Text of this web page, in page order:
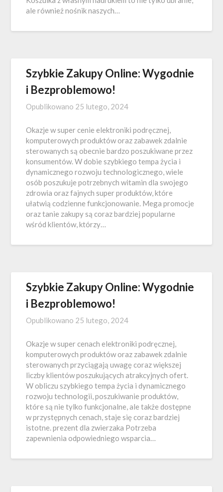
ale również nośnik naszych…
Szybkie Zakupy Online: Wygodnie
i Bezproblemowo!
Opublikowano 25 lutego, 2024
Okazje w super cenie elektroniki podręcznej,
komputerowych produktów oraz zabawek zdalnie
sterowanych są obecnie bardzo poszukiwane przez
konsumentów. W dobie szybkiego tempa życia i
dynamicznego rozwoju technologicznego, wiele
osób poszukuje potrzebnych witamin dla swojego
zdrowia oraz fajnych super produktów, które
ułatwią codzienne funkcjonowanie. Mega promocje
oraz tanie zakupy są coraz bardziej popularne
wśród klientów, którzy…
Szybkie Zakupy Online: Wygodnie
i Bezproblemowo!
Opublikowano 25 lutego, 2024
Okazje w super cenach elektroniki podręcznej,
komputerowych produktów oraz zabawek zdalnie
sterowanych przyciągają uwagę coraz większej
liczby klientów poszukujących atrakcyjnych ofert.
W obliczu szybkiego tempa życia i dynamicznego
rozwoju technologii, poszukiwanie produktów,
które są nie tylko funkcjonalne, ale także dostępne
w przystępnych cenach, staje się coraz bardziej
istotne. prezent dla zwierzaka Potrzeba
zapewnienia odpowiedniego wsparcia…